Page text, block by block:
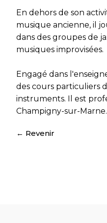
En dehors de son
musique ancienne, il
dans des groupes de
musiques improvisées.
Engagé dans
des cours particuliers
instruments. Il est
Champigny-sur-Marne.